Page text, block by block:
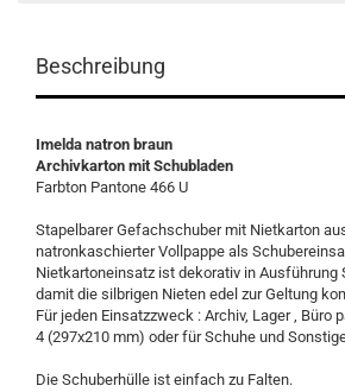
Beschreibung
Imelda natron braun
Archivkarton mit Schubladen
Farbton Pantone 466 U
Stapelbarer Gefachschuber mit Nietkarton
natronkaschierter Vollpappe als
Nietkartoneinsatz ist dekorativ in Ausführung
damit die silbrigen Nieten edel zur Geltung
Für jeden Einsatzzweck : Archiv, Lager , Büro
4 (297x210 mm) oder für Schuhe und
Die Schuberhülle ist einfach zu Falten.